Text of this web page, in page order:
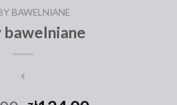
BAWELNIANE